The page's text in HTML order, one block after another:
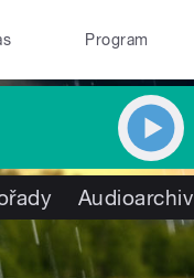
Program
Audioarchiv